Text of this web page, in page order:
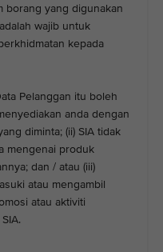
borang yang digunakan
wajib untuk
kepada
Pelanggan itu boleh
anda dengan
diminta; (ii) SIA tidak
mengenai produk
dan / atau (iii)
atau mengambil
atau aktiviti